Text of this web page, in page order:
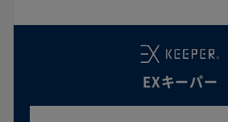
EXキーパー